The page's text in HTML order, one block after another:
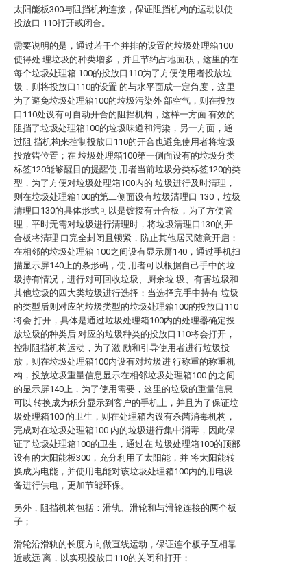
太阳能板300与阻挡机构连接，保证阻挡机构的运动以使
投放口 110打开或闭合。
需要说明的是，通过若干个并排的设置的垃圾处理箱100
使得处 理垃圾的种类增多，并且节约占地面积，这里的在
每个垃圾处理箱 100的投放口110为了方便使用者投放垃
圾，则将投放口110的设置 的与水平面成一定角度，这里
为了避免垃圾处理箱100的垃圾污染外 部空气，则在投放
口110处设有可自动开合的阻挡机构，这样一方面 有效的
阻挡了垃圾处理箱100的垃圾味道和污染，另一方面，通
过阻 挡机构来控制投放口110的开合也避免使用者将垃圾
投放错位置；在 垃圾处理箱100第一侧面设有的垃圾分类
标签120能够醒目的提醒使 用者当前垃圾分类标签120的类
型，为了方便对垃圾处理箱100内的 垃圾进行及时清理，
则在垃圾处理箱100的第二侧面设有垃圾清理口 130，垃圾
清理口130的具体形式可以是铰接有开合板，为了方便管
理，平时无需对垃圾进行清理时，将垃圾清理口130的开
合板将清理 口完全封闭且锁紧，防止其他居民随意开启；
在相邻的垃圾处理箱 100之间设有显示屏140，通过手机扫
描显示屏140上的条形码，使 用者可以根据自己手中的垃
圾持有情况，进行对可回收垃圾、厨余垃 圾、有害垃圾和
其他垃圾的四大类垃圾进行选择；当选择完手中持有 垃圾
的类型后则对应的垃圾类型的垃圾处理箱100的投放口110
将会 打开，具体是通过垃圾处理箱100内的处理器确定投
放垃圾的种类后 对应的垃圾种类的投放口110将会打开，
控制阻挡机构运动，为了激 励和引导使用者进行垃圾投
放，则在垃圾处理箱100内设有对垃圾进 行称重的称重机
构，投放垃圾重量信息显示在相邻垃圾处理箱100 的之间
的显示屏140上，为了使用需要，这里的垃圾的重量信息
可以 转换成为积分显示到客户的手机上，并且为了保证垃
圾处理箱100 的卫生，则在处理箱内设有杀菌消毒机构，
完成对在垃圾处理箱100 内的垃圾进行集中消毒，因此保
证了垃圾处理箱100的卫生，通过在 垃圾处理箱100的顶部
设有的太阳能板300，充分利用了太阳能，并 将太阳能转
换成为电能，并使用电能对该垃圾处理箱100内的用电设
备进行供电，更加节能环保。
另外，阻挡机构包括：滑轨、滑轮和与滑轮连接的两个板
子；
滑轮沿滑轨的长度方向做直线运动，保证连个板子互相靠
近或远 离，以实现投放口110的关闭和打开；